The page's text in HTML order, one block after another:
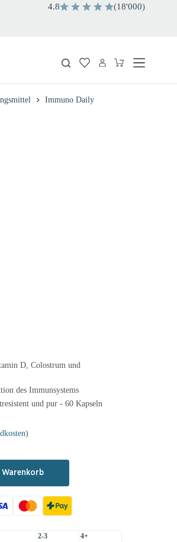
4.8 (18'000)
Warenkorb
Immuno Daily
D, Colostrum und
des Immunsystems
und pur - 60 Kapseln
)
Warenkorb
2-3
4+